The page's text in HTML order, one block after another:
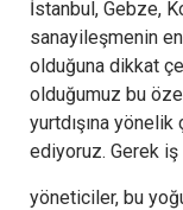
İstanbul, Gebze,
sanayileşmenin
olduğuna dikkat
olduğumuz bu
yurtdışına
ediyoruz. Gerek
yöneticiler, bu